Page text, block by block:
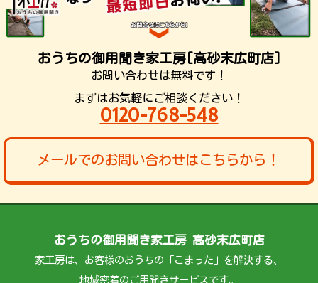
おうちの御用聞き家工房[高砂末広町店]
お問い合わせは無料です！
まずはお気軽にご相談ください！
0120-768-548
メールでのお問い合わせはこちらから！
おうちの御用聞き家工房 高砂末広町店
家工房は、お客様のおうちの「こまった」を解決する、
地域密着のご用聞きサービスです。